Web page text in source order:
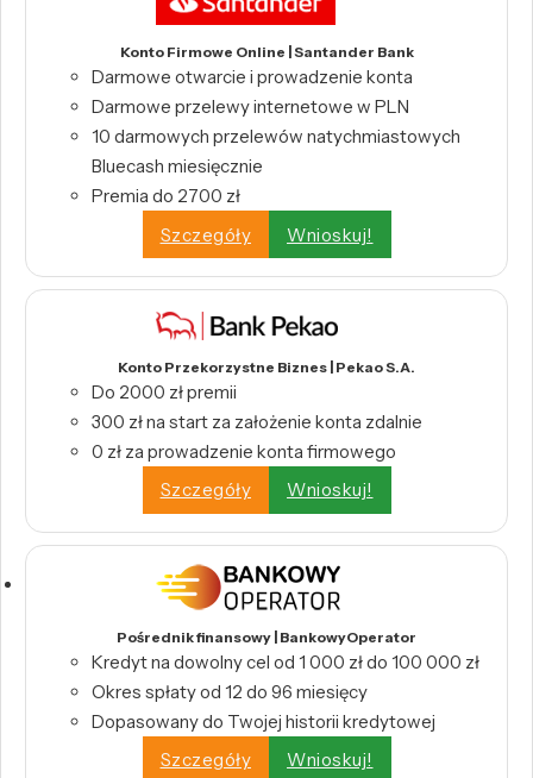
Konto Firmowe Online | Santander Bank
Darmowe otwarcie i prowadzenie konta
Darmowe przelewy internetowe w PLN
10 darmowych przelewów natychmiastowych
Bluecash miesięcznie
Premia do 2700 zł
Szczegóły
Wnioskuj!
Konto Przekorzystne Biznes | Pekao S.A.
Do 2000 zł premii
300 zł na start za założenie konta zdalnie
0 zł za prowadzenie konta firmowego
Szczegóły
Wnioskuj!
Pośrednik finansowy | BankowyOperator
Kredyt na dowolny cel od 1 000 zł do 100 000 zł
Okres spłaty od 12 do 96 miesięcy
Dopasowany do Twojej historii kredytowej
Szczegóły
Wnioskuj!